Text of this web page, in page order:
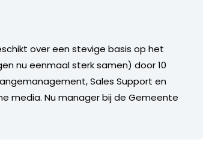
over een stevige basis op het
nu eenmaal sterk samen) door 10
Sales Support en
media. Nu manager bij de Gemeente